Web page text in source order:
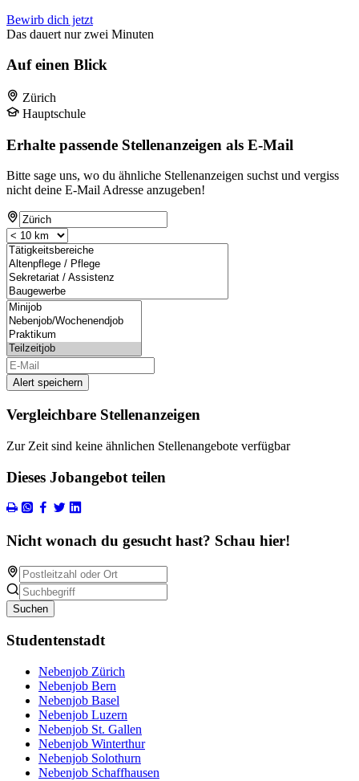
Bewirb dich jetzt
Das dauert nur zwei Minuten
Auf einen Blick
Zürich
Hauptschule
Erhalte passende Stellenanzeigen als E-Mail
Bitte sage uns, wo du ähnliche Stellenanzeigen suchst und vergiss
nicht deine E-Mail Adresse anzugeben!
Alert speichern
Vergleichbare Stellenanzeigen
Zur Zeit sind keine ähnlichen Stellenangebote verfügbar
Dieses Jobangebot teilen
Nicht wonach du gesucht hast? Schau hier!
Suchen
Studentenstadt
Nebenjob Zürich
Nebenjob Bern
Nebenjob Basel
Nebenjob Luzern
Nebenjob St. Gallen
Nebenjob Winterthur
Nebenjob Solothurn
Nebenjob Schaffhausen